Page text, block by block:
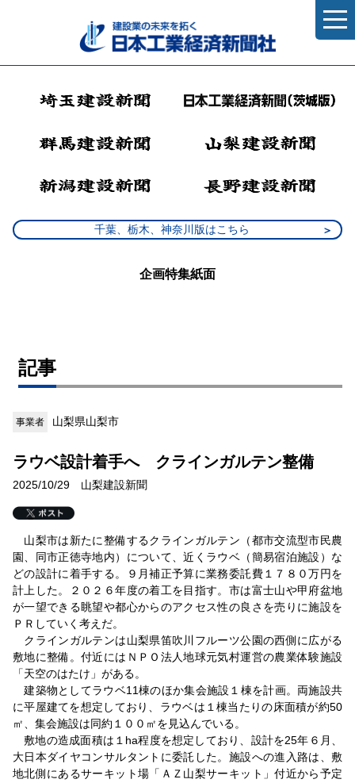
千葉、栃木、神奈川版はこちら
企画特集紙面
記事
事業者 山梨県山梨市
ラウベ設計着手へ クラインガルテン整備
2025/10/29 山梨建設新聞
山梨市は新たに整備するクラインガルテン（都市交流型市民農
園、同市正徳寺地内）について、近くラウベ（簡易宿泊施設）な
どの設計に着手する。９月補正予算に業務委託費１７８０万円を
計上した。２０２６年度の着工を目指す。市は富士山や甲府盆地
が一望できる眺望や都心からのアクセス性の良さを売りに施設を
ＰＲしていく考えだ。
クラインガルテンは山梨県笛吹川フルーツ公園の西側に広がる
敷地に整備。付近にはＮＰＯ法人地球元気村運営の農業体験施設
「天空のはたけ」がある。
建築物としてラウベ11棟のほか集会施設１棟を計画。両施設共
に平屋建てを想定しており、ラウベは１棟当たりの床面積が約50
㎡、集会施設は同約１００㎡を見込んでいる。
敷地の造成面積は１ha程度を想定しており、設計を25年６月、
大日本ダイヤコンサルタントに委託した。施設への進入路は、敷
地北側にあるサーキット場「ＡＺ山梨サーキット」付近から予定